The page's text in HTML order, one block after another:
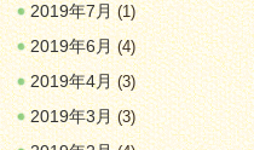
2019年7月(1)
2019年6月(4)
2019年4月(3)
2019年3月(3)